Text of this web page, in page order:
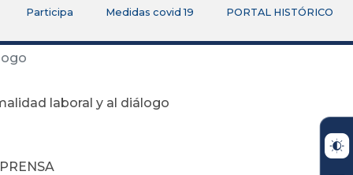
Participa Medidas covid 19 PORTAL HISTÓRICO
laboral y al diálogo